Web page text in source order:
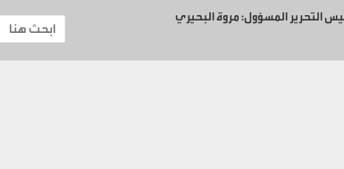
التحرير المسؤول: مروة البحيري